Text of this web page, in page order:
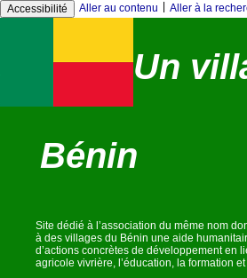
Accessibilité Aller au contenu Aller à la
Un
Bénin
Site dédié à l’association du même nom
à des villages du Bénin une aide
d’actions concrètes de développement en
agricole vivrière, l’éducation, la formation